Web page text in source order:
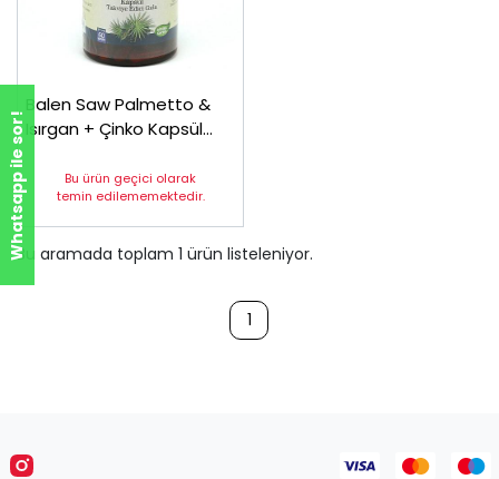
Balen Saw Palmetto &
Isırgan + Çinko Kapsül
Bu ürün geçici olarak
temin edilememektedir.
Bu aramada toplam 1 ürün listeleniyor.
1
Whatsapp ile sor!